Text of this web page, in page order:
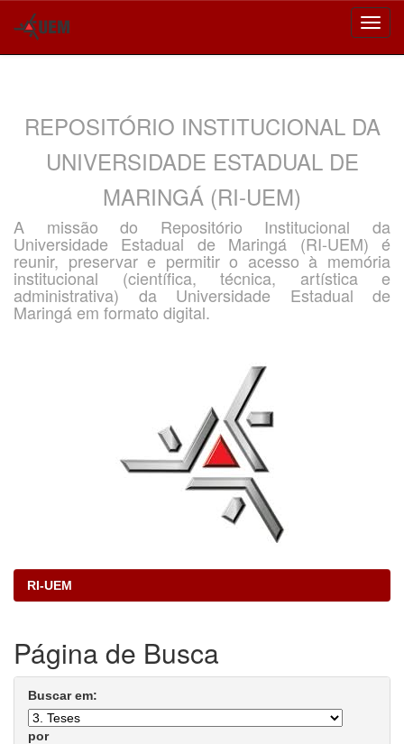
REPOSITÓRIO INSTITUCIONAL DA
UNIVERSIDADE ESTADUAL DE
MARINGÁ (RI-UEM)
A missão do Repositório Institucional da
Universidade Estadual de Maringá (RI-UEM) é
reunir, preservar e permitir o acesso à memória
institucional (científica, técnica, artística e
administrativa) da Universidade Estadual de
Maringá em formato digital.
RI-UEM
Página de Busca
Buscar em:
por